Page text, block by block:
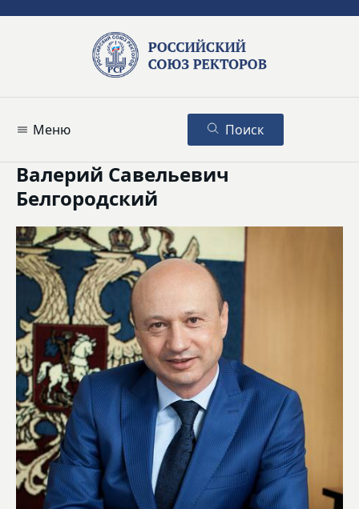
Меню Поиск
Валерий Савельевич
Белгородский